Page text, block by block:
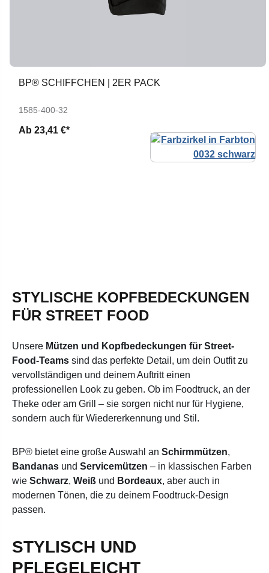
BP® SCHIFFCHEN | 2ER PACK
1585-400-32
Ab 23,41 €*
STYLISCHE KOPFBEDECKUNGEN
FÜR STREET FOOD
Unsere Mützen und Kopfbedeckungen für Street-
Food-Teams sind das perfekte Detail, um dein Outfit zu
vervollständigen und deinem Auftritt einen
professionellen Look zu geben. Ob im Foodtruck, an der
Theke oder am Grill – sie sorgen nicht nur für Hygiene,
sondern auch für Wiedererkennung und Stil.
BP® bietet eine große Auswahl an Schirmmützen,
Bandanas und Servicemützen – in klassischen Farben
wie Schwarz, Weiß und Bordeaux, aber auch in
modernen Tönen, die zu deinem Foodtruck-Design
passen.
STYLISCH UND
PFLEGELEICHT